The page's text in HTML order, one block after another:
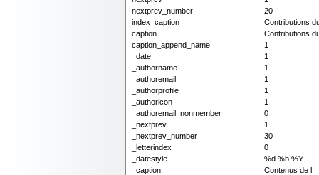
nextprev_number
20
index_caption
Contributions
caption
Contributions
caption_append_name
1
_date
1
_authorname
1
_authoremail
1
_authorprofile
1
_authoricon
1
_authoremail_nonmember
0
_nextprev
1
_nextprev_number
30
_letterindex
0
_datestyle
%d %b %Y
_caption
Contenus de l